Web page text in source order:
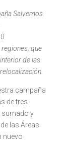
Salvemos
que
de las
campaña
de tres
sumado y
las Áreas
nuevo